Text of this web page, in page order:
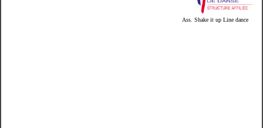
Ass. Shake it up Line dance